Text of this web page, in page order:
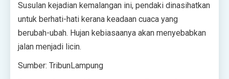
Susulan kejadian kemalangan ini, pendaki dinasihatkan
untuk berhati-hati kerana keadaan cuaca yang
berubah-ubah. Hujan kebiasaanya akan menyebabkan
jalan menjadi licin.
Sumber: TribunLampung